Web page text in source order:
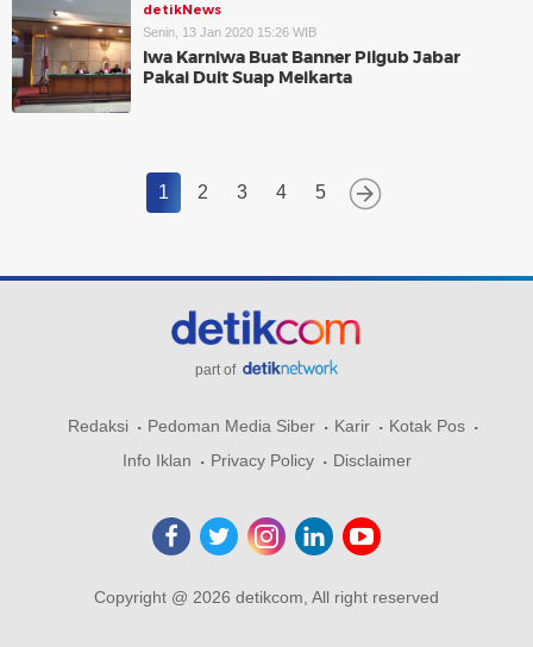
detikNews
Senin, 13 Jan 2020 15:26 WIB
Iwa Karniwa Buat Banner Pilgub Jabar
Pakai Duit Suap Meikarta
1 2 3 4 5
part of
Redaksi Pedoman Media Siber Karir
Kotak Pos
Info Iklan
Privacy Policy Disclaimer
Copyright @ 2026 detikcom, All right reserved